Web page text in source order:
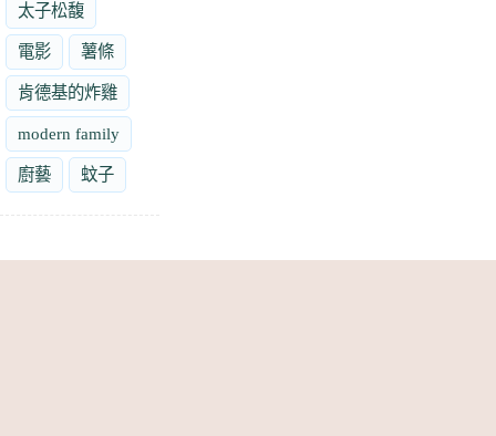
太子松馥
電影 薯條
肯德基的炸雞
modern family
廚藝 蚊子